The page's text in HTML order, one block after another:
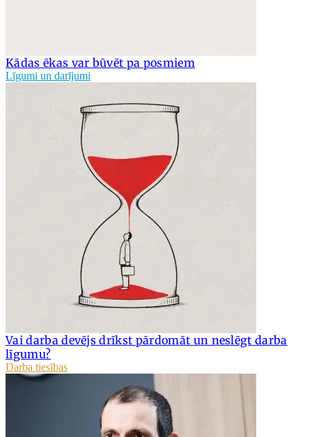
Kādas ēkas var būvēt pa posmiem
Līgumi un darījumi
Vai darba devējs drīkst pārdomāt un neslēgt darba
līgumu?
Darba tiesības